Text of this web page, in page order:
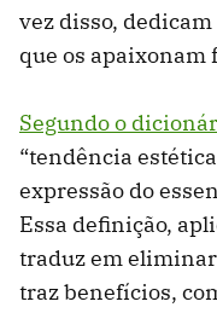
vez disso,
que os apaixonam
Segundo o
“tendência
expressão do
Essa definição,
traduz em eliminar
traz benefícios,